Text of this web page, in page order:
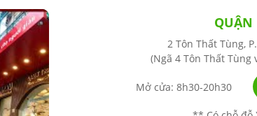
QUẬN
2 Tôn Thất Tùng,
(Ngã 4 Tôn Thất Tùng
Mở cửa: 8h30-20h30